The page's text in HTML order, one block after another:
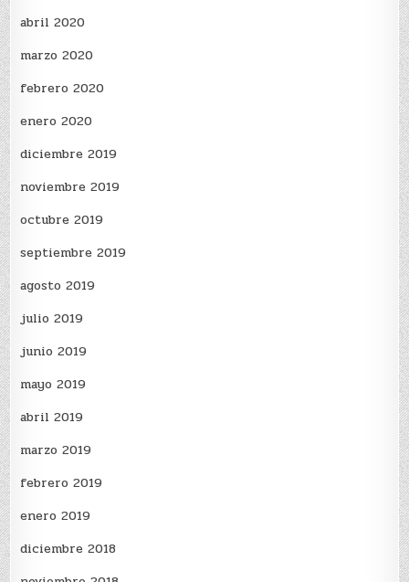
abril 2020
marzo 2020
febrero 2020
enero 2020
diciembre 2019
noviembre 2019
octubre 2019
septiembre 2019
agosto 2019
julio 2019
junio 2019
mayo 2019
abril 2019
marzo 2019
febrero 2019
enero 2019
diciembre 2018